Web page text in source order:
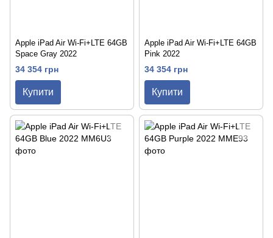
Apple iPad Air Wi-Fi+LTE 64GB
Space Gray 2022
34 354 грн
Купити
Apple iPad Air Wi-Fi+LTE 64GB
Pink 2022
34 354 грн
Купити